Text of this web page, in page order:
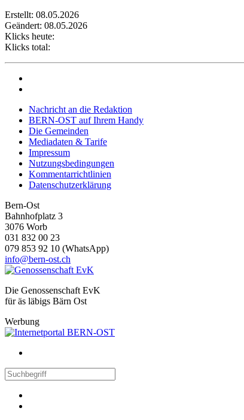
Erstellt: 08.05.2026
Geändert: 08.05.2026
Klicks heute:
Klicks total:
Nachricht an die Redaktion
BERN-OST auf Ihrem Handy
Die Gemeinden
Mediadaten & Tarife
Impressum
Nutzungsbedingungen
Kommentarrichtlinien
Datenschutzerklärung
Bern-Ost
Bahnhofplatz 3
3076 Worb
031 832 00 23
079 853 92 10 (WhatsApp)
info@bern-ost.ch
Die Genossenschaft EvK
für äs läbigs Bärn Ost
Werbung